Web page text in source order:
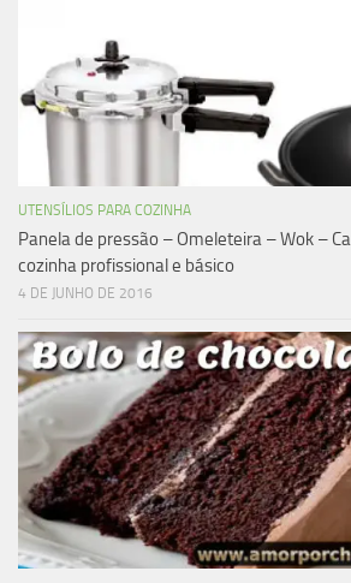
UTENSÍLIOS PARA COZINHA
Panela de pressão – Omeleteira – Wok –
cozinha profissional e básico
4 DE JUNHO DE 2016